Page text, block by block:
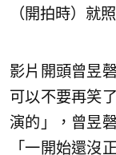
（開拍時）就
影片開頭曾昱
可以不要再笑
演的」，曾昱
「一開始還沒